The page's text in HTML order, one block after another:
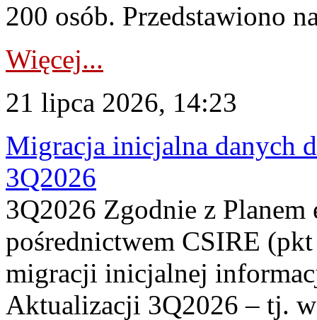
200 osób. Przedstawiono
Więcej...
21 lipca 2026, 14:23
Migracja inicjalna danych
3Q2026
3Q2026 Zgodnie z
pośrednictwem CSIRE
migracji inicjalnej
Aktualizacji 3Q2026 – tj.